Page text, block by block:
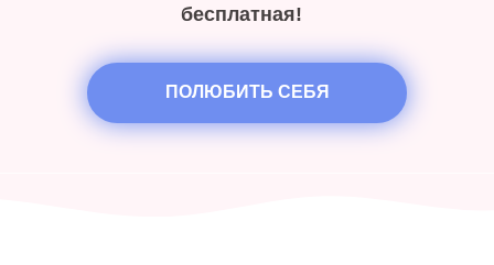
ПОЛЮБИТЬ СЕБЯ
бесплатная!